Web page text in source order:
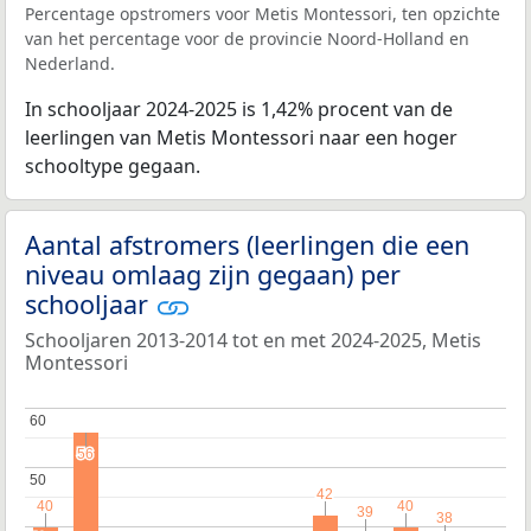
Percentage opstromers voor Metis Montessori, ten opzichte
van het percentage voor de provincie Noord-Holland en
Nederland.
In schooljaar 2024-2025 is 1,42% procent van de
leerlingen van Metis Montessori naar een hoger
schooltype gegaan.
Aantal afstromers (leerlingen die een
niveau omlaag zijn gegaan) per
schooljaar
Schooljaren 2013-2014 tot en met 2024-2025, Metis
Montessori
50
50
60
60
40
40
56
56
42
42
39
39 40
40
38
38